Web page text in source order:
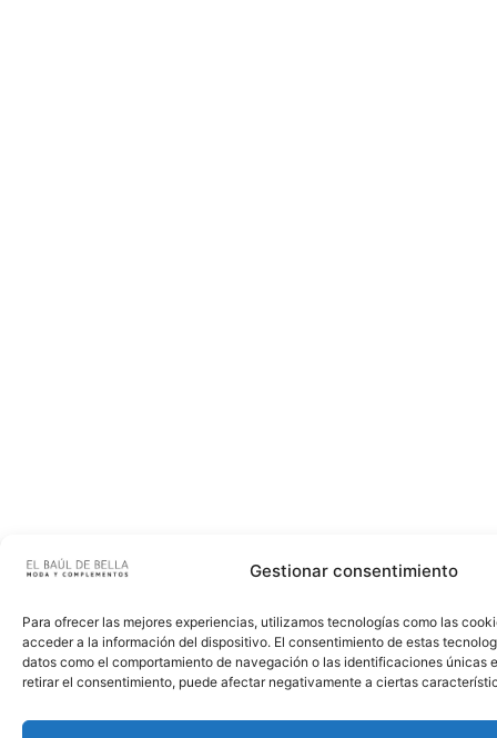
Gestionar consentimiento
Para ofrecer las mejores experiencias, utilizamos tecnologías como las
acceder a la información del dispositivo. El consentimiento de estas
datos como el comportamiento de navegación o las identificaciones únicas
retirar el consentimiento, puede afectar negativamente a ciertas